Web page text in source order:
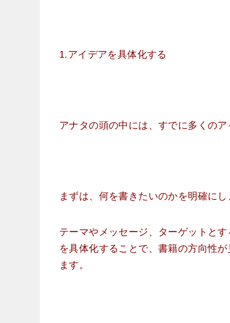
1.アイデアを具体化する
アナタの頭の中には、すでに多くの
まずは、何を書きたいのかを明確にし
テーマやメッセージ、ターゲットとす
を具体化することで、書籍の方向性が
ます。